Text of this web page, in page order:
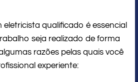
qualificado é essencial
seja realizado de forma
razões pelas quais você
experiente: